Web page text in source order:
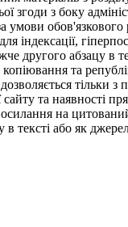
згоди з боку
умови обов'язкового
індексації,
другого абзацу в
та
тільки з
сайту та наявності
на
тексті або як